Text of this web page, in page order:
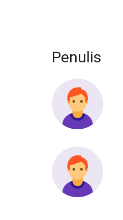
Penulis